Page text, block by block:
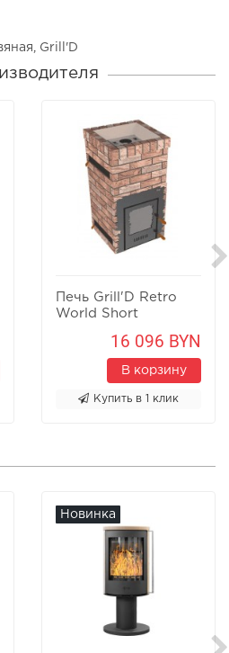
Grill'D
Печь Grill'D Retro
World Short
16 096 BYN
В корзину
Купить в 1 клик
Новинка